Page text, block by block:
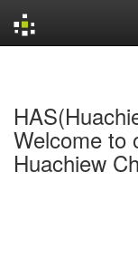
Welcome to
Huachiew